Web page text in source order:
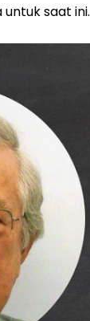
saat ini.